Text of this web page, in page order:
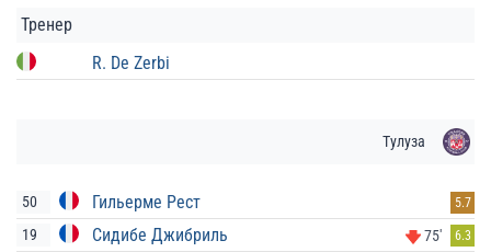
Тренер
R. De Zerbi
Тулуза
50 Гильерме Рест 5.7
19 Сидибе Джибриль 75' 6.3